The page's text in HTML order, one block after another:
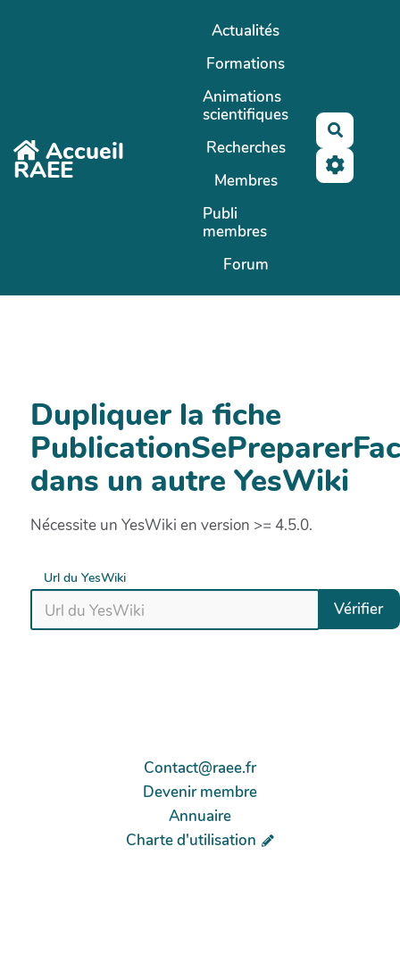
Accueil
RAEE
Actualités
Formations
Animations
scientifiques
Recherches
Membres
Publi
membres
Forum
Dupliquer la fiche
dans un autre YesWiki
Nécessite un YesWiki en version >= 4.5.0.
Url du YesWiki
Vérifier
Contact@raee.fr
Devenir membre
Annuaire
Charte d'utilisation